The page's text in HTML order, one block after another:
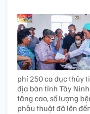
phí 250 ca đục thủy
địa bàn tỉnh Tây
tăng cao, số lượng
phẫu thuật đã lên